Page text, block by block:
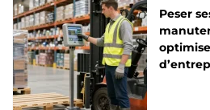
Peser